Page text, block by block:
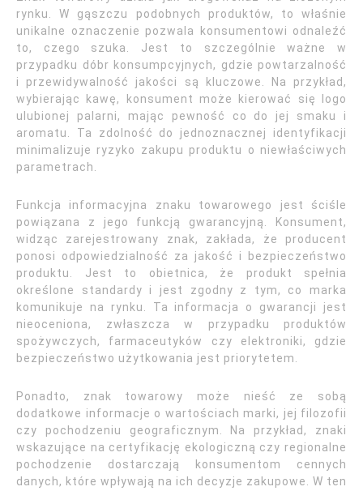
rynku. W gąszczu podobnych produktów, to właśnie
unikalne oznaczenie pozwala konsumentowi odnaleźć
to, czego szuka. Jest to szczególnie ważne w
przypadku dóbr konsumpcyjnych, gdzie powtarzalność
i przewidywalność jakości są kluczowe. Na przykład,
wybierając kawę, konsument może kierować się logo
ulubionej palarni, mając pewność co do jej smaku i
aromatu. Ta zdolność do jednoznacznej identyfikacji
minimalizuje ryzyko zakupu produktu o niewłaściwych
parametrach.
Funkcja informacyjna znaku towarowego jest ściśle
powiązana z jego funkcją gwarancyjną. Konsument,
widząc zarejestrowany znak, zakłada, że producent
ponosi odpowiedzialność za jakość i bezpieczeństwo
produktu. Jest to obietnica, że produkt spełnia
określone standardy i jest zgodny z tym, co marka
komunikuje na rynku. Ta informacja o gwarancji jest
nieoceniona, zwłaszcza w przypadku produktów
spożywczych, farmaceutyków czy elektroniki, gdzie
bezpieczeństwo użytkowania jest priorytetem.
Ponadto, znak towarowy może nieść ze sobą
dodatkowe informacje o wartościach marki, jej filozofii
czy pochodzeniu geograficznym. Na przykład, znaki
wskazujące na certyfikację ekologiczną czy regionalne
pochodzenie dostarczają konsumentom cennych
danych, które wpływają na ich decyzje zakupowe. W ten